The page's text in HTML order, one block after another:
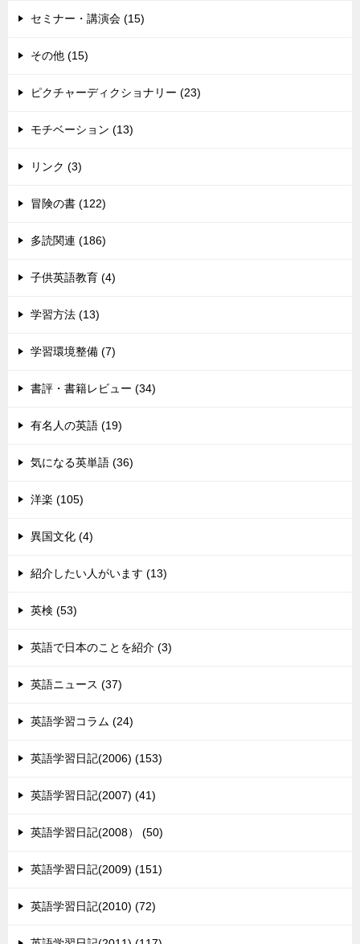
セミナー・講演会 (15)
その他 (15)
ピクチャーディクショナリー (23)
モチベーション (13)
リンク (3)
冒険の書 (122)
多読関連 (186)
子供英語教育 (4)
学習方法 (13)
学習環境整備 (7)
書評・書籍レビュー (34)
有名人の英語 (19)
気になる英単語 (36)
洋楽 (105)
異国文化 (4)
紹介したい人がいます (13)
英検 (53)
英語で日本のことを紹介 (3)
英語ニュース (37)
英語学習コラム (24)
英語学習日記(2006) (153)
英語学習日記(2007) (41)
英語学習日記(2008） (50)
英語学習日記(2009) (151)
英語学習日記(2010) (72)